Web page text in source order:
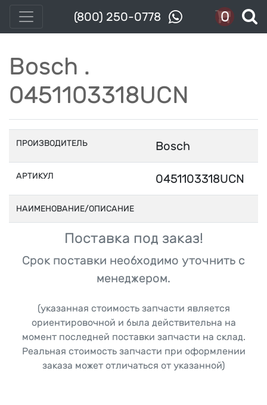
(800) 250-0778 0
Bosch .
0451103318UCN
ПРОИЗВОДИТЕЛЬ Bosch
АРТИКУЛ 0451103318UCN
НАИМЕНОВАНИЕ/ОПИСАНИЕ
Поставка под заказ!
Срок поставки необходимо уточнить с
менеджером.
(указанная стоимость запчасти является
ориентировочной и была действительна на
момент последней поставки запчасти на склад.
Реальная стоимость запчасти при оформлении
заказа может отличаться от указанной)